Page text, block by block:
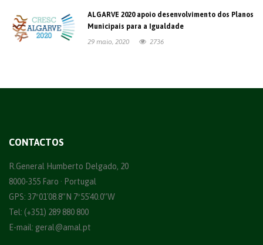
ALGARVE 2020 apoio desenvolvimento dos Planos
Municipais para a Igualdade
29 maio, 2020
2736
CONTACTOS
R.General Humberto Delgado, 20
8000-355 Faro · Portugal
GPS: 37º01´08.8”N 7º55´40.0”W
Tel: (+351) 289 880 800
E-mail: geral@amal.pt